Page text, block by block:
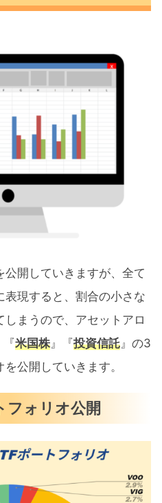
開していきますが、全て
現すると、割合の小さな
まうので、アセットアロ
『米国株』『投資信託』の3
公開していきます。
フォリオ公開